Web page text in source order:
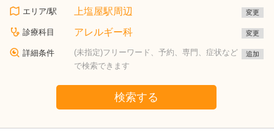
エリア/駅 上塩屋駅周辺 変更
診療科目 アレルギー科 変更
詳細条件
(未指定)フリーワード、予約、専門、症状など
で検索できます
追加
検索する